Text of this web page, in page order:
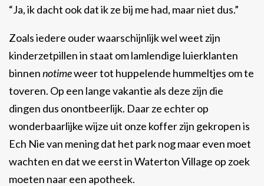
“Ja, ik dacht ook dat ik ze bij me had, maar niet dus.”
Zoals iedere ouder waarschijnlijk wel weet zijn
kinderzetpillen in staat om lamlendige luierklanten
binnennotimeweer tot huppelende hummeltjes om te
toveren. Op een lange vakantie als deze zijn die
dingen dus onontbeerlijk. Daar ze echter op
wonderbaarlijke wijze uit onze koffer zijn gekropen is
Ech Nie van mening dat het park nog maar even moet
wachten en dat we eerst in Waterton Village op zoek
moeten naar een apotheek.